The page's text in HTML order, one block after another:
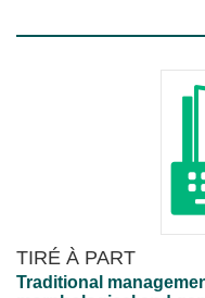
TIRÉ À PART
Traditional